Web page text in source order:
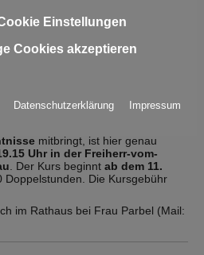
Einstellungen
Cookies akzeptieren
Datenschutzerklärung Impressum
Französischlernen?
Einstieg ins Französische zu
mitbringt, ist hier genau
Uhr in der Freiherr-vom-
. Der Kurs beginnt ab dem 11.
Die Kursgebühr
im Rathaus bei Frau Parbel (Mail: